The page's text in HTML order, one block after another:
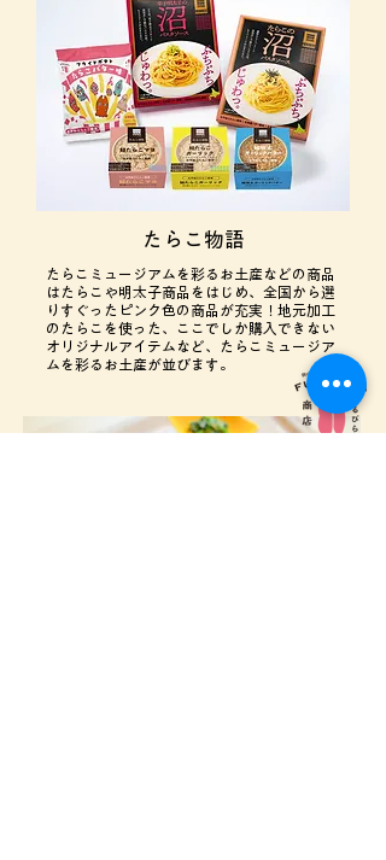
たらこ物語
たらこミュージアムを彩るお土産などの商品
はたらこや明太子商品をはじめ、全国から選
りすぐったピンク色の商品が充実！地元加工
のたらこを使った、ここでしか購入できない
オリジナルアイテムなど、たらこミュージア
ムを彩るお土産が並びます。